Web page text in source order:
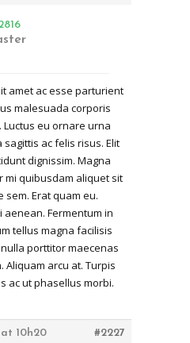
amet ac esse parturient
malesuada corporis
eu ornare urna
ac felis risus. Elit
dignissim. Magna
mi quibusdam aliquet sit
sem. Erat quam eu.
aenean. Fermentum in
tellus magna facilisis
porttitor maecenas
Aliquam arcu at. Turpis
ac ut phasellus morbi.
10h20 #2227